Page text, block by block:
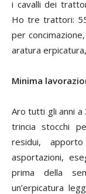
i cavalli dei
Ho tre trattori:
per
aratura
Minima
Aro tutti gli anni
trincia stocchi
residui,
asportazioni,
prima della
un’erpicatura